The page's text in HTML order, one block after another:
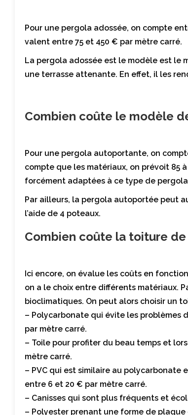
Pour une pergola adossée, on compte
valent entre 75 et 450 € par mètre carré.
La pergola adossée est le modèle est le
une terrasse attenante. En effet, il les
Combien coûte le modèle
Pour une pergola autoportante, on
compte que les matériaux, on prévoit 85
forcément adaptées à ce type de
Par ailleurs, la pergola autoportée peut
l’aide de 4 poteaux.
Combien coûte la toiture de
Ici encore, on évalue les coûts en
on a le choix entre différents matériaux.
bioclimatiques. On peut alors choisir un
– Polycarbonate qui évite les problèmes
par mètre carré.
– Toile pour profiter du beau temps et
mètre carré.
– PVC qui est similaire au
entre 6 et 20 € par mètre carré.
– Canisses qui sont plus fréquents et
– Polyester prenant une forme de